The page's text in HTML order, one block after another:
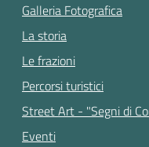
Galleria Fotografica
La storia
Le frazioni
Percorsi turistici
Street Art - "Segni di
Eventi